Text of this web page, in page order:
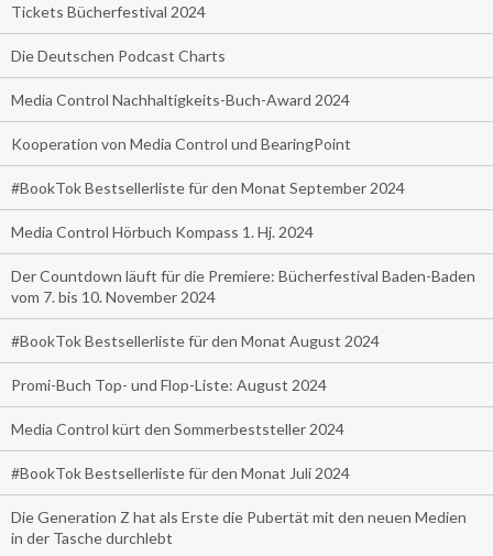
Tickets Bücherfestival 2024
Die Deutschen Podcast Charts
Media Control Nachhaltigkeits-Buch-Award 2024
Kooperation von Media Control und BearingPoint
#BookTok Bestsellerliste für den Monat September 2024
Media Control Hörbuch Kompass 1. Hj. 2024
Der Countdown läuft für die Premiere: Bücherfestival Baden-Baden
vom 7. bis 10. November 2024
#BookTok Bestsellerliste für den Monat August 2024
Promi-Buch Top- und Flop-Liste: August 2024
Media Control kürt den Sommerbeststeller 2024
#BookTok Bestsellerliste für den Monat Juli 2024
Die Generation Z hat als Erste die Pubertät mit den neuen Medien
in der Tasche durchlebt